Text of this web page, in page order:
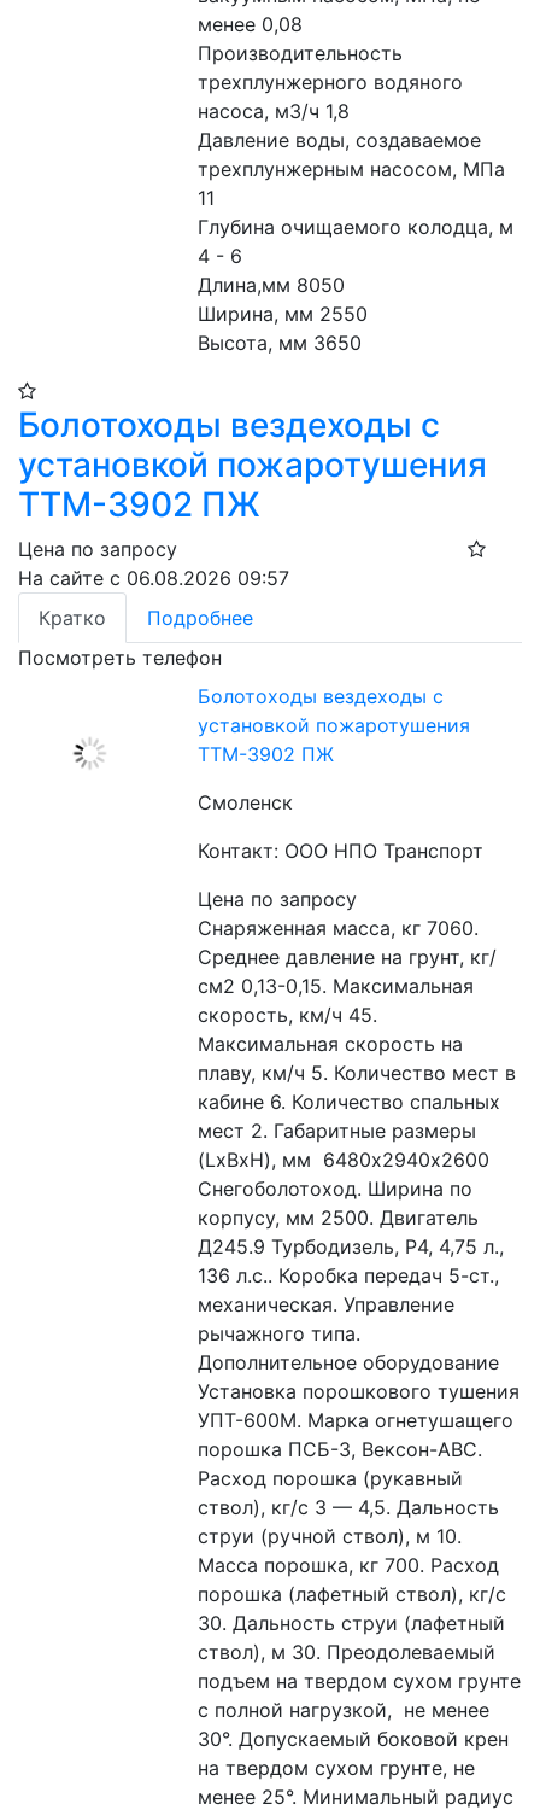
менее 0,08
Производительность
трехплунжерного водяного
насоса, м3/ч 1,8
Давление воды, создаваемое
трехплунжерным насосом, МПа
11
Глубина очищаемого колодца, м
4 - 6
Длина,мм 8050
Ширина, мм 2550
Высота, мм 3650
Болотоходы вездеходы с
установкой пожаротушения
ТТМ-3902 ПЖ
Цена по запросу
На сайте с 06.08.2026 09:57
Кратко
Подробнее
Посмотреть телефон
Болотоходы вездеходы с
установкой пожаротушения
ТТМ-3902 ПЖ
Смоленск
Контакт: ООО НПО Транспорт
Цена по запросу
Снаряженная масса, кг 7060.
Среднее давление на грунт, кг/
см2 0,13-0,15. Максимальная
скорость, км/ч 45.
Максимальная скорость на
плаву, км/ч 5. Количество мест в
кабине 6. Количество спальных
мест 2. Габаритные размеры
(LxBxH), мм  6480х2940х2600
Снегоболотоход. Ширина по
корпусу, мм 2500. Двигатель
Д245.9 Турбодизель, Р4, 4,75 л.,
136 л.с.. Коробка передач 5-ст.,
механическая. Управление
рычажного типа.
Дополнительное оборудование
Установка порошкового тушения
УПТ-600М. Марка огнетушащего
порошка ПСБ-3, Вексон-АВС.
Расход порошка (рукавный
ствол), кг/с 3 — 4,5. Дальность
струи (ручной ствол), м 10.
Масса порошка, кг 700. Расход
порошка (лафетный ствол), кг/с
30. Дальность струи (лафетный
ствол), м 30. Преодолеваемый
подъем на твердом сухом грунте
с полной нагрузкой,  не менее
30°. Допускаемый боковой крен
на твердом сухом грунте, не
менее 25°. Минимальный радиус